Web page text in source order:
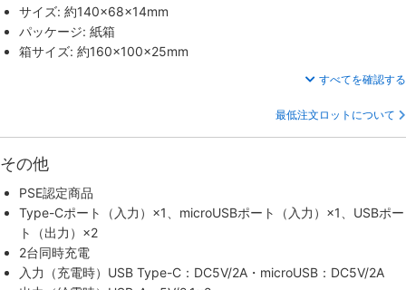
サイズ: 約140×68×14mm
パッケージ: 紙箱
箱サイズ: 約160×100×25mm
すべてを確認する
最低注文ロットについて
その他
PSE認定商品
Type-Cポート（入力）×1、microUSBポート（入力）×1、USBポー
ト（出力）×2
2台同時充電
入力（充電時）USB Type-C：DC5V/2A・microUSB：DC5V/2A